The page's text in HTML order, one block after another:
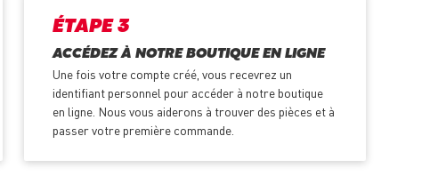
ÉTAPE 3
ACCÉDEZ À NOTRE BOUTIQUE EN LIGNE
Une fois votre compte créé, vous recevrez un
identifiant personnel pour accéder à notre boutique
en ligne. Nous vous aiderons à trouver des pièces et à
passer votre première commande.